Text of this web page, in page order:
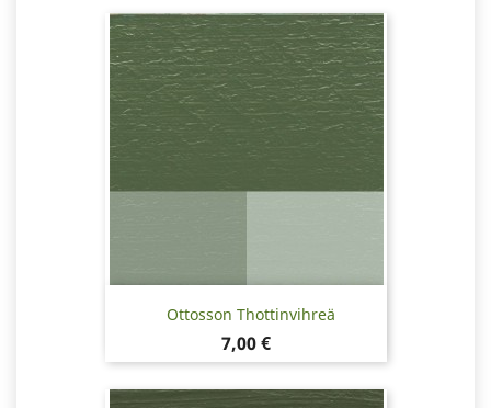
Ottosson Thottinvihreä
Hinta
7,00 €